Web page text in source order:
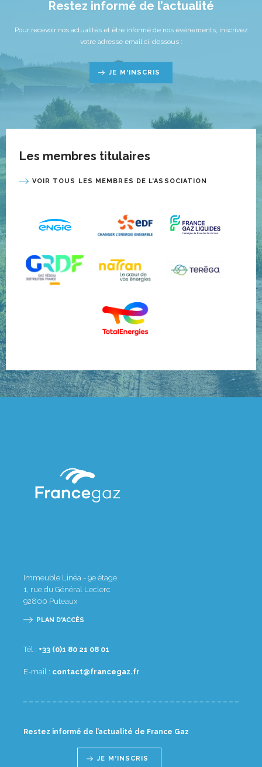
Restez informé de l’actualité
Pour recevoir nos actualités et être informé de nos événements, inscrivez
votre adresse email ci-dessous :
JE M'INSCRIS
Les membres titulaires
VOIR TOUS LES MEMBRES DE L’ASSOCIATION
Immeuble Linéa - 9e étage
1, rue du Général Leclerc
92800 Puteaux
PLAN D'ACCÈS
Tél : 10 80 12 08 1(0) 33+
E-mail : rf.zagecnarf@tcatnoc
Restez informé de l’actualité de France Gaz
JE M'INSCRIS